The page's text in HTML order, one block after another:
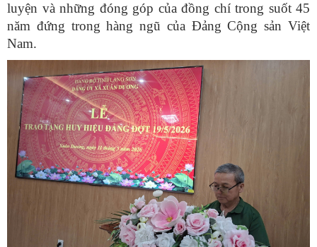
luyện và những đóng góp của đồng chí trong suốt 45
năm đứng trong hàng ngũ của Đảng Cộng sản Việt
Nam.